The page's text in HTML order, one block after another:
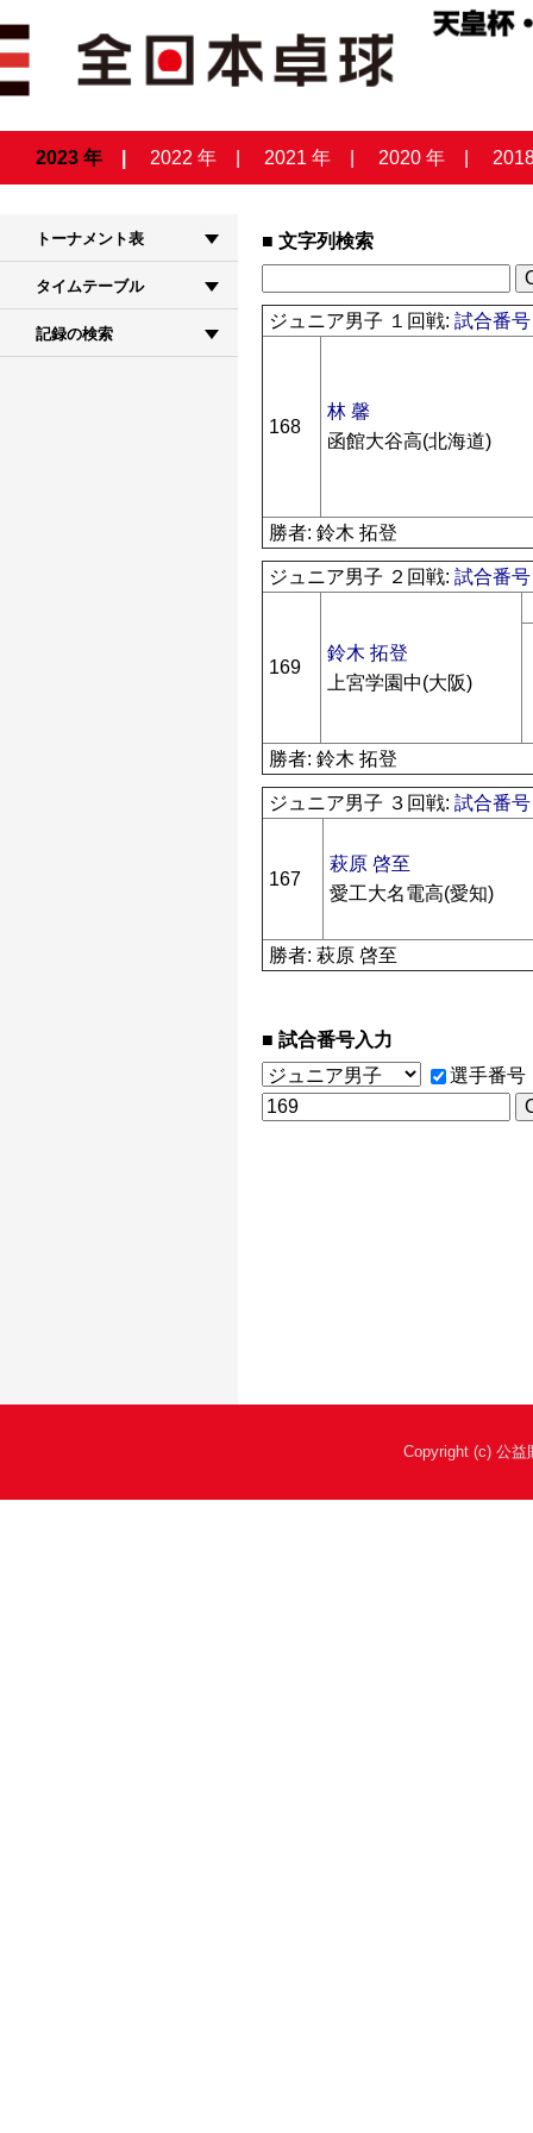
2023 年 2022 年 2021 年 2020 年
トーナメント表
タイムテーブル
記録の検索
文字列検索
ジュニア男子 １回戦:試合番
168
林 馨
函館大谷高(北海道)
勝者: 鈴木 拓登
ジュニア男子 ２回戦:試合番
169
鈴木 拓登
上宮学園中(大阪)
勝者: 鈴木 拓登
ジュニア男子 ３回戦:試合番
167
萩原 啓至
愛工大名電高(愛知)
勝者: 萩原 啓至
試合番号入力
選手番号
Copyright (c) 公益